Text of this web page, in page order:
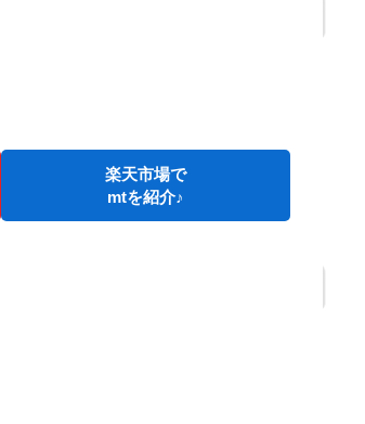
楽天市場で
mtを紹介♪